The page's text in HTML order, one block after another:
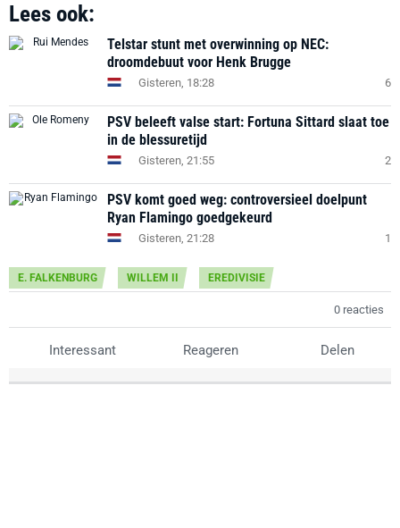
Lees ook:
Telstar stunt met overwinning op NEC:
droomdebuut voor Henk Brugge
Gisteren, 18:28 6
PSV beleeft valse start: Fortuna Sittard slaat toe
in de blessuretijd
Gisteren, 21:55 2
PSV komt goed weg: controversieel doelpunt
Ryan Flamingo goedgekeurd
Gisteren, 21:28 1
E. FALKENBURG WILLEM II EREDIVISIE
0 reacties
Interessant Reageren Delen